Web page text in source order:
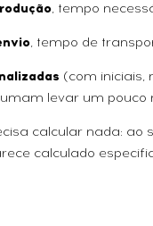
, tempo
, tempo de
(com iniciais,
levar um pouco
calcular nada: ao
calculado